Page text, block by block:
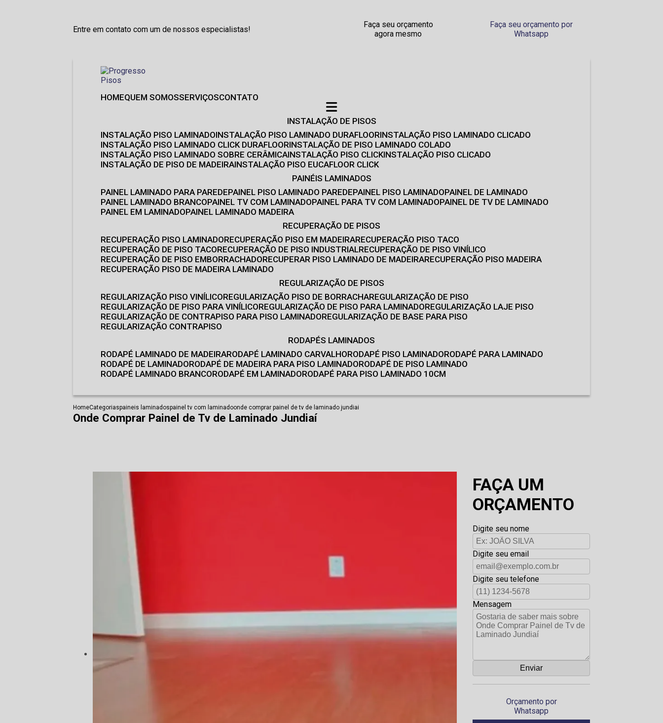
Entre em contato com um de nossos especialistas!
Faça seu orçamento
agora mesmo
Faça seu orçamento por
Whatsapp
HOME QUEM SOMOS SERVIÇOS CONTATO
INSTALAÇÃO DE PISOS
INSTALAÇÃO PISO LAMINADO INSTALAÇÃO PISO LAMINADO DURAFLOOR INSTALAÇÃO PISO LAMINADO CLICADO
INSTALAÇÃO PISO LAMINADO CLICK DURAFLOOR INSTALAÇÃO DE PISO LAMINADO COLADO
INSTALAÇÃO PISO LAMINADO SOBRE CERÂMICA INSTALAÇÃO PISO CLICK INSTALAÇÃO PISO CLICADO
INSTALAÇÃO DE PISO DE MADEIRA INSTALAÇÃO PISO EUCAFLOOR CLICK
PAINÉIS LAMINADOS
PAINEL LAMINADO PARA PAREDE PAINEL PISO LAMINADO PAREDE PAINEL PISO LAMINADO PAINEL DE LAMINADO
PAINEL LAMINADO BRANCO PAINEL TV COM LAMINADO PAINEL PARA TV COM LAMINADO PAINEL DE TV DE LAMINADO
PAINEL EM LAMINADO PAINEL LAMINADO MADEIRA
RECUPERAÇÃO DE PISOS
RECUPERAÇÃO PISO LAMINADO RECUPERAÇÃO PISO EM MADEIRA RECUPERAÇÃO PISO TACO
RECUPERAÇÃO DE PISO TACO RECUPERAÇÃO DE PISO INDUSTRIAL RECUPERAÇÃO DE PISO VINÍLICO
RECUPERAÇÃO DE PISO EMBORRACHADO RECUPERAR PISO LAMINADO DE MADEIRA RECUPERAÇÃO PISO MADEIRA
RECUPERAÇÃO PISO DE MADEIRA LAMINADO
REGULARIZAÇÃO DE PISOS
REGULARIZAÇÃO PISO VINÍLICO REGULARIZAÇÃO PISO DE BORRACHA REGULARIZAÇÃO DE PISO
REGULARIZAÇÃO DE PISO PARA VINÍLICO REGULARIZAÇÃO DE PISO PARA LAMINADO REGULARIZAÇÃO LAJE PISO
REGULARIZAÇÃO DE CONTRAPISO PARA PISO LAMINADO REGULARIZAÇÃO DE BASE PARA PISO
REGULARIZAÇÃO CONTRAPISO
RODAPÉS LAMINADOS
RODAPÉ LAMINADO DE MADEIRA RODAPÉ LAMINADO CARVALHO RODAPÉ PISO LAMINADO RODAPÉ PARA LAMINADO
RODAPÉ DE LAMINADO RODAPÉ DE MADEIRA PARA PISO LAMINADO RODAPÉ DE PISO LAMINADO
RODAPÉ LAMINADO BRANCO RODAPÉ EM LAMINADO RODAPÉ PARA PISO LAMINADO 10CM
HomeCategoriaspaineis laminadospainel tv com laminadoonde comprar painel de tv de laminado jundiai
Onde Comprar Painel de Tv de Laminado Jundiaí
FAÇA UM
ORÇAMENTO
Digite seu nome
Digite seu email
Digite seu telefone
Mensagem
Orçamento por
Whatsapp